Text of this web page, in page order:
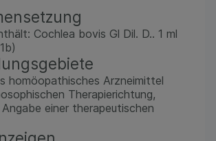
Cochlea bovis Gl Dil. D.. 1 ml
homöopathisches Arzneimittel
Therapierichtung,
einer therapeutischen